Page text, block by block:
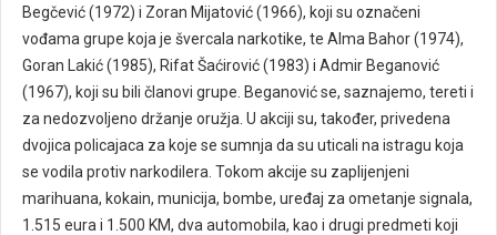
Begčević (1972) i Zoran Mijatović (1966), koji su označeni
vođama grupe koja je švercala narkotike, te Alma Bahor (1974),
Goran Lakić (1985), Rifat Šaćirović (1983) i Admir Beganović
(1967), koji su bili članovi grupe. Beganović se, saznajemo, tereti i
za nedozvoljeno držanje oružja. U akciji su, također, privedena
dvojica policajaca za koje se sumnja da su uticali na istragu koja
se vodila protiv narkodilera. Tokom akcije su zaplijenjeni
marihuana, kokain, municija, bombe, uređaj za ometanje signala,
1.515 eura i 1.500 KM, dva automobila, kao i drugi predmeti koji